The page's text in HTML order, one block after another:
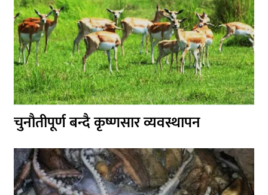
चुनौतीपूर्ण बन्दै कृष्णसार व्यवस्थापन